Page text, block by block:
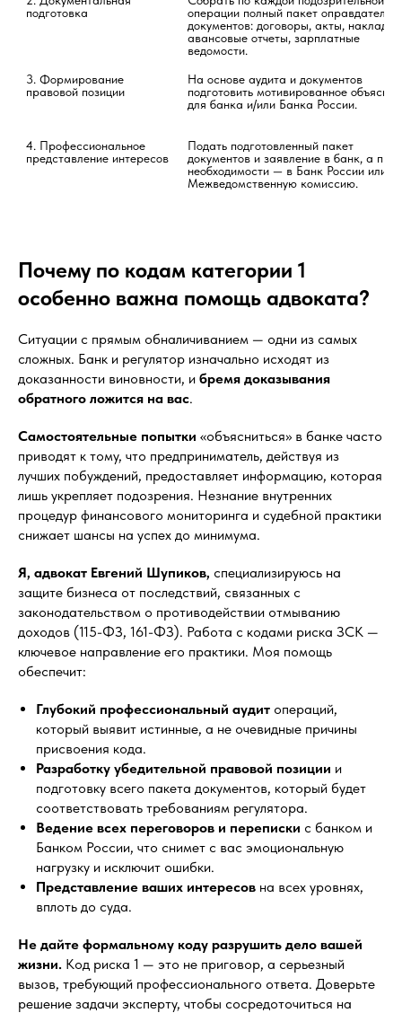
подготовка
операции полный пакет
документов: договоры, акты,
авансовые отчеты, зарплатные
ведомости.
3. Формирование
правовой позиции
На основе аудита и документов
подготовить мотивированное
для банка и/или Банка России.
4. Профессиональное
представление интересов
Подать подготовленный пакет
документов и заявление в банк, а при
необходимости — в Банк России или
Межведомственную комиссию.
Почему по кодам категории 1
особенно важна помощь адвоката?
Ситуации с прямым обналичиванием — одни из самых
сложных. Банк и регулятор изначально исходят из
доказанности виновности, и бремя доказывания
обратного ложится на вас.
Самостоятельные попытки «объясниться» в банке часто
приводят к тому, что предприниматель, действуя из
лучших побуждений, предоставляет информацию, которая
лишь укрепляет подозрения. Незнание внутренних
процедур финансового мониторинга и судебной практики
снижает шансы на успех до минимума.
Я, адвокат Евгений Шупиков, специализируюсь на
защите бизнеса от последствий, связанных с
законодательством о противодействии отмыванию
доходов (115-ФЗ, 161-ФЗ). Работа с кодами риска ЗСК —
ключевое направление его практики. Моя помощь
обеспечит:
Глубокий профессиональный аудит операций,
который выявит истинные, а не очевидные причины
присвоения кода.
Разработку убедительной правовой позиции и
подготовку всего пакета документов, который будет
соответствовать требованиям регулятора.
Ведение всех переговоров и переписки с банком и
Банком России, что снимет с вас эмоциональную
нагрузку и исключит ошибки.
Представление ваших интересов на всех уровнях,
вплоть до суда.
Не дайте формальному коду разрушить дело вашей
жизни. Код риска 1 — это не приговор, а серьезный
вызов, требующий профессионального ответа. Доверьте
решение задачи эксперту, чтобы сосредоточиться на